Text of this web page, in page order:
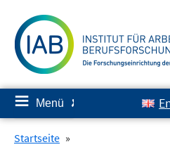
zum
Inhalt
≡ Menü ✘
Startseite »